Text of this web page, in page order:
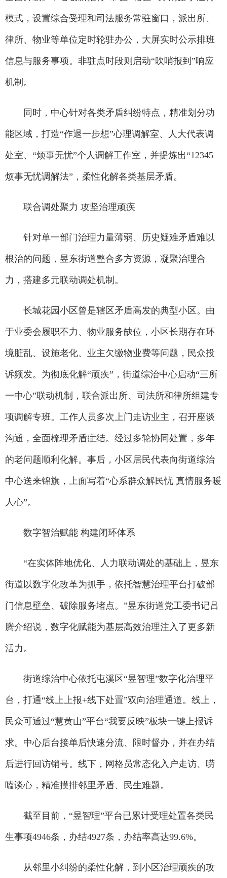
模式，设置综合受理和司法服务常驻窗口，派出所、
律所、物业等单位定时轮驻办公，大屏实时公示排班
信息与服务事项。非驻点时段则启动“吹哨报到”响应
机制。
同时，中心针对各类矛盾纠纷特点，精准划分功
能区域，打造“作退一步想”心理调解室、人大代表调
处室、“烦事无忧”个人调解工作室，并提炼出“12345
烦事无忧调解法”，柔性化解各类基层矛盾。
联合调处聚力 攻坚治理顽疾
针对单一部门治理力量薄弱、历史疑难矛盾难以
根治的问题，昱东街道整合多方资源，凝聚治理合
力，搭建多元联动调处机制。
长城花园小区曾是辖区矛盾高发的典型小区。由
于业委会履职不力、物业服务缺位，小区长期存在环
境脏乱、设施老化、业主欠缴物业费等问题，民众投
诉频发。为彻底化解“顽疾”，街道综治中心启动“三所
一中心”联动机制，联合派出所、司法所和律所组建专
项调解专班。工作人员多次上门走访业主，召开座谈
沟通，全面梳理矛盾症结。经过多轮协同处置，多年
的老问题顺利化解。事后，小区居民代表向街道综治
中心送来锦旗，上面写着“心系群众解民忧 真情服务暖
人心”。
数字智治赋能 构建闭环体系
“在实体阵地优化、人力联动调处的基础上，昱东
街道以数字化改革为抓手，依托智慧治理平台打破部
门信息壁垒、破除服务堵点。”昱东街道党工委书记吕
腾介绍说，数字化赋能为基层高效治理注入了更多新
活力。
街道综治中心依托屯溪区“昱智理”数字化治理平
台，打通“线上上报+线下处置”双向治理通道。线上，
民众可通过“慧黄山”平台“我要反映”板块一键上报诉
求。中心后台接单后快速分流、限时督办，并在办结
后进行回访销号。线下，网格员常态化入户走访、唠
嗑谈心，精准摸排邻里矛盾、民生难题。
截至目前，“昱智理”平台已累计受理处置各类民
生事项4946条，办结4927条，办结率高达99.6%。
从邻里小纠纷的柔性化解，到小区治理顽疾的攻